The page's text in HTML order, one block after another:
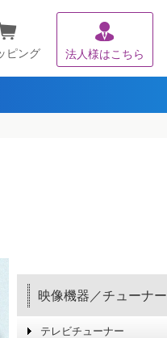
ピング 法人様はこちら
映像機器／チューナー
テレビチューナー